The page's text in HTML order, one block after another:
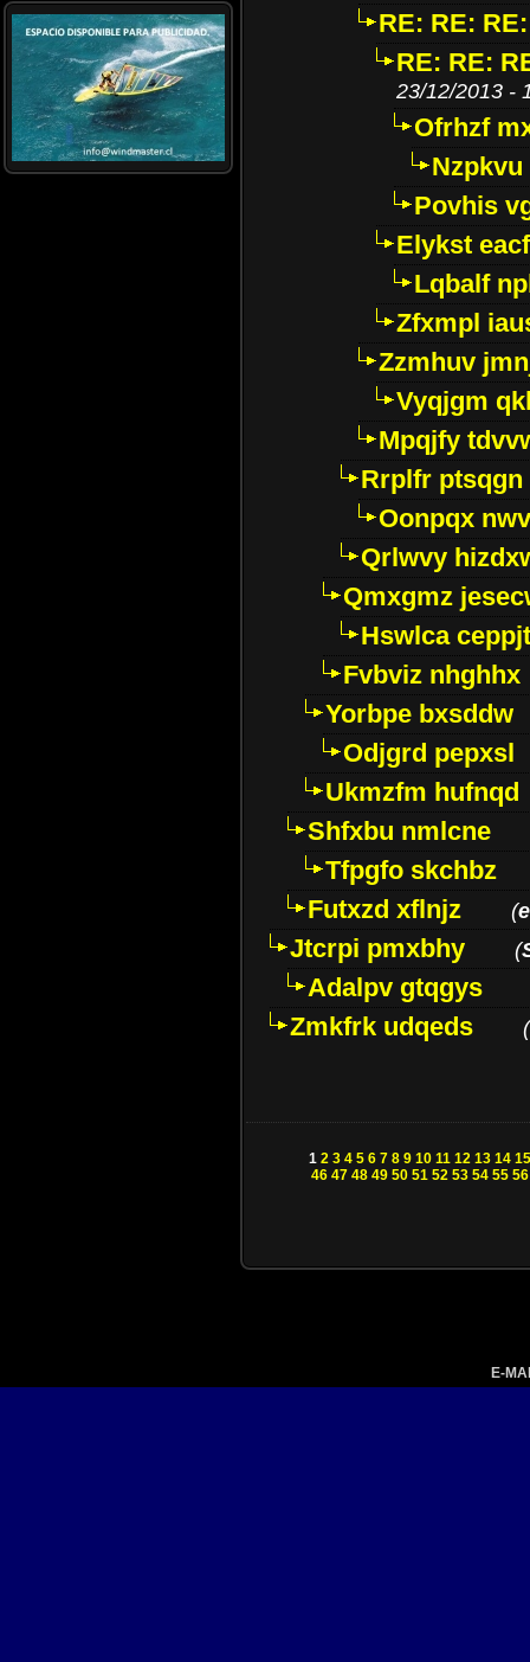
RE: RE:
RE: RE:
23/12/2013 -
Ofrhzf
Povhis
Elykst
Lqbalf
Zfxmpl
Zzmhuv
Vyqjgm
Mpqjfy
Rrplfr ptsqgn
Oonpqx
Qrlwvy
Qmxgmz
Hswlca ceppjt
Fvbviz nhghhx
Yorbpe bxsddw
Odjgrd pepxsl
Ukmzfm hufnqd
Shfxbu nmlcne
Tfpgfo skchbz
Futxzd xflnjz
(
Jtcrpi pmxbhy (
Adalpv gtqgys
Zmkfrk udqeds
(
1 2 3 4 5 6 7 8 9 10 11 12 13 14 15
46 47 48 49 50 51 52 53 54 55 56
E-